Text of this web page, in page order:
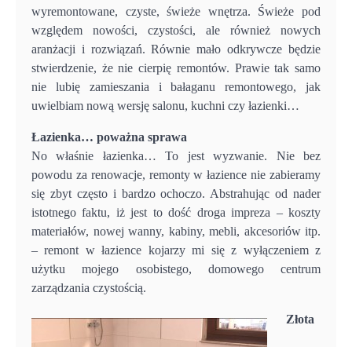
wyremontowane, czyste, świeże wnętrza. Świeże pod
względem nowości, czystości, ale również nowych
aranżacji i rozwiązań. Równie mało odkrywcze będzie
stwierdzenie, że nie cierpię remontów. Prawie tak samo
nie lubię zamieszania i bałaganu remontowego, jak
uwielbiam nową wersję salonu, kuchni czy łazienki…
Łazienka… poważna sprawa
No właśnie łazienka… To jest wyzwanie. Nie bez
powodu za renowacje, remonty w łazience nie zabieramy
się zbyt często i bardzo ochoczo. Abstrahując od nader
istotnego faktu, iż jest to dość droga impreza – koszty
materiałów, nowej wanny, kabiny, mebli, akcesoriów itp.
– remont w łazience kojarzy mi się z wyłączeniem z
użytku mojego osobistego, domowego centrum
zarządzania czystością.
Złota